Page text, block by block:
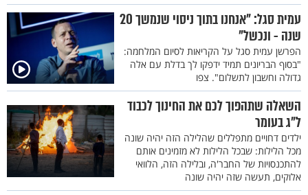
עמית סגל: "אנחנו בתוך ניסוי שנמשך 20
שנה - ונכשל"
הפרשן עמית סגל על הקריאות לסיום המלחמה:
"בסוף הבריונים תמיד ידפקו לך בדלת עם אלה
גדולה וחשבון לתשלום". צפו
השאלה שתהפוך לכם את החינוך לכבוד
ל"ג בעומר
ילדים דחויים מתפללים שהלילה הזה יהיה שונה
מכל הלילות: שבכל הלילות לא מזמינים אותם
להתכנסויות של החבר'ה, ובלילה הזה, הלוואי
אלוקים, תעשה שזה יהיה שונה